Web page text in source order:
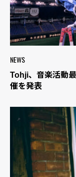
NEWS
Tohji、音楽活動
催を発表